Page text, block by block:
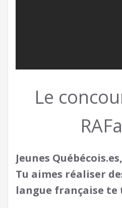
Le
Jeunes
Tu aimes réaliser
langue française